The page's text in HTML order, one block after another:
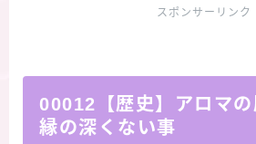
スポンサーリンク
00012【歴史】アロマの
縁の深くない事